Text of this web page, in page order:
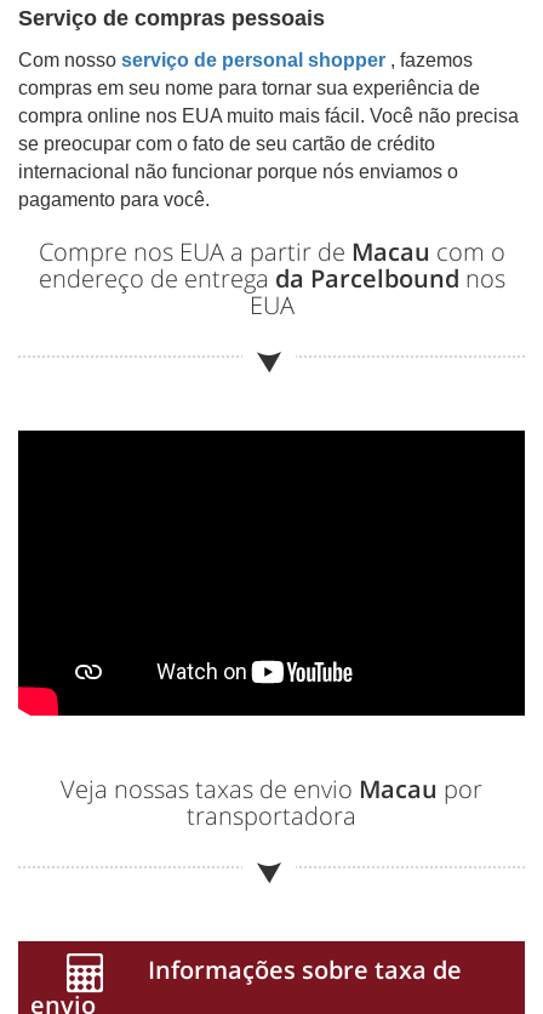
Serviço de compras pessoais
Com nosso serviço de personal shopper , fazemos
compras em seu nome para tornar sua experiência de
compra online nos EUA muito mais fácil. Você não precisa
se preocupar com o fato de seu cartão de crédito
internacional não funcionar porque nós enviamos o
pagamento para você.
Compre nos EUA a partir de Macau com o
endereço de entrega da Parcelbound nos
EUA
Veja nossas taxas de envio Macau por
transportadora
Informações sobre taxa de
envio